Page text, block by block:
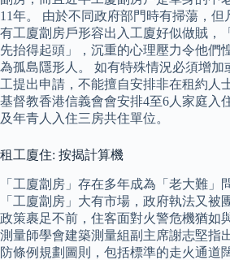
11年。 由於不同政府部門時有掃蕩，但
有工廈劏房戶形容出入工廈好似做賊，
先抬得起頭」，沉重的心理壓力令他們
為孤島隱形人。 如有特殊情況必須增加
工提出申請，不能擅自安排非在租約人
基督教香港信義會會安排4至6人家庭入
及年青人入住三房共住單位。
租工廈住: 按揭計算機
「工廈劏房」存在多年成為「老大難」
「工廈劏房」大有市場，政府執法又被
政策裹足不前，住客面對火警危機猶如
測量師學會建築測量組副主席謝志堅指
防條例規劃圖則，包括標準的走火通道